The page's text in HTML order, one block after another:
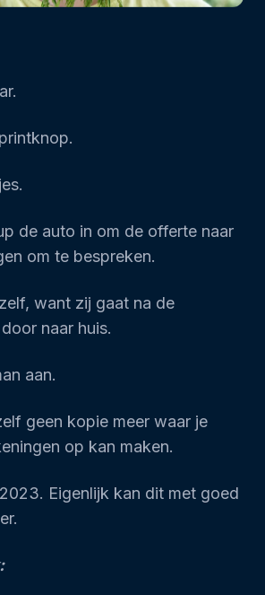
de auto in om de offerte naar
om te bespreken.
want zij gaat na de
naar huis.
aan.
geen kopie meer waar je
op kan maken.
Eigenlijk kan dit met goed